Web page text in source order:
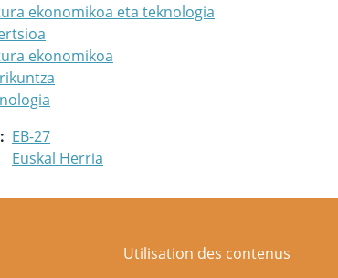
ekonomikoa eta teknologia
ekonomikoa
EB-27
Euskal Herria
Utilisation des contenus